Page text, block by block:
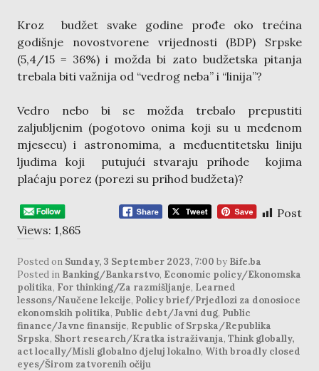
Kroz budžet svake godine prođe oko trećina
godišnje novostvorene vrijednosti (BDP) Srpske
(5,4/15 = 36%) i možda bi zato budžetska pitanja
trebala biti važnija od “vedrog neba” i “linija”?
Vedro nebo bi se možda trebalo prepustiti
zaljubljenim (pogotovo onima koji su u medenom
mjesecu) i astronomima, a međuentitetsku liniju
ljudima koji putujući stvaraju prihode kojima
plaćaju porez (porezi su prihod budžeta)?
Post
Views: 1,865
Posted on Sunday, 3 September 2023, 7:00 by Bife.ba
Posted in Banking/Bankarstvo, Economic policy/Ekonomska
politika, For thinking/Za razmišljanje, Learned
lessons/Naučene lekcije, Policy brief/Prjedlozi za donosioce
ekonomskih politika, Public debt/Javni dug, Public
finance/Javne finansije, Republic of Srpska/Republika
Srpska, Short research/Kratka istraživanja, Think globally,
act locally/Misli globalno djeluj lokalno, With broadly closed
eyes/Širom zatvorenih očiju